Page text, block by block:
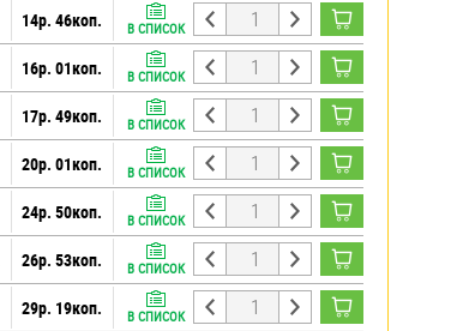
14р. 46коп. В СПИСОК
16р. 01коп. В СПИСОК
17р. 49коп. В СПИСОК
20р. 01коп. В СПИСОК
24р. 50коп. В СПИСОК
26р. 53коп. В СПИСОК
29р. 19коп. В СПИСОК